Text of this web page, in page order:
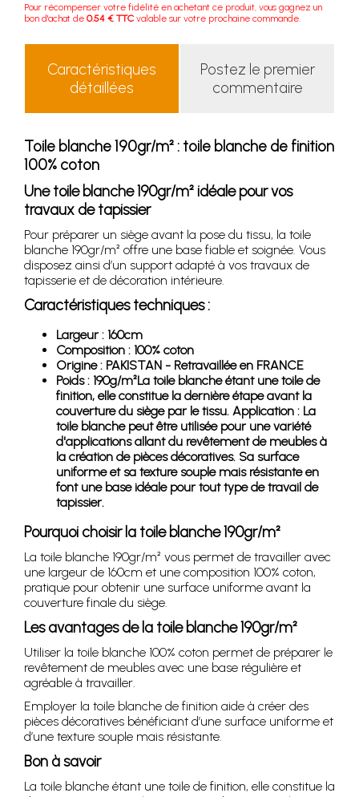
Pour récompenser votre fidélité en achetant ce produit, vous gagnez un
bon d'achat de 0.54 € TTC valable sur votre prochaine commande.
Caractéristiques
détaillées
Postez le premier
commentaire
Toile blanche 190gr/m² : toile blanche de finition
100% coton
Une toile blanche 190gr/m² idéale pour vos
travaux de tapissier
Pour préparer un siège avant la pose du tissu, la toile
blanche 190gr/m² offre une base fiable et soignée. Vous
disposez ainsi d’un support adapté à vos travaux de
tapisserie et de décoration intérieure.
Caractéristiques techniques :
Largeur : 160cm
Composition : 100% coton
Origine : PAKISTAN - Retravaillée en FRANCE
Poids : 190g/m²La toile blanche étant une toile de
finition, elle constitue la dernière étape avant la
couverture du siège par le tissu. Application : La
toile blanche peut être utilisée pour une variété
d'applications allant du revêtement de meubles à
la création de pièces décoratives. Sa surface
uniforme et sa texture souple mais résistante en
font une base idéale pour tout type de travail de
tapissier.
Pourquoi choisir la toile blanche 190gr/m²
La toile blanche 190gr/m² vous permet de travailler avec
une largeur de 160cm et une composition 100% coton,
pratique pour obtenir une surface uniforme avant la
couverture finale du siège.
Les avantages de la toile blanche 190gr/m²
Utiliser la toile blanche 100% coton permet de préparer le
revêtement de meubles avec une base régulière et
agréable à travailler.
Employer la toile blanche de finition aide à créer des
pièces décoratives bénéficiant d’une surface uniforme et
d’une texture souple mais résistante.
Bon à savoir
La toile blanche étant une toile de finition, elle constitue la